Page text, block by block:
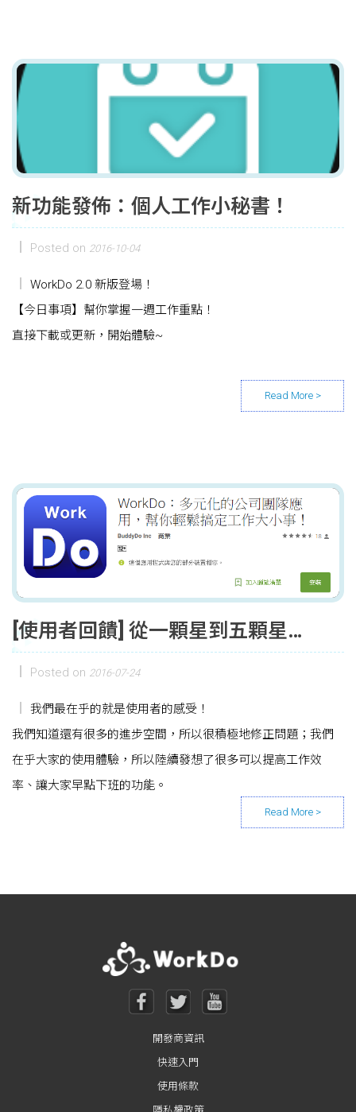
新功能發佈：個人工作小秘書！
Posted on 2016-10-04
WorkDo 2.0 新版登場！
【今日事項】幫你掌握一週工作重點！
直接下載或更新，開始體驗~
[使用者回饋] 從一顆星到五顆星…
Posted on 2016-07-24
我們最在乎的就是使用者的感受！
我們知道還有很多的進步空間，所以很積極地修正問題；我們
在乎大家的使用體驗，所以陸續發想了很多可以提高工作效
率、讓大家早點下班的功能。
Posts navigation
開發商資訊
快速入門
使用條款